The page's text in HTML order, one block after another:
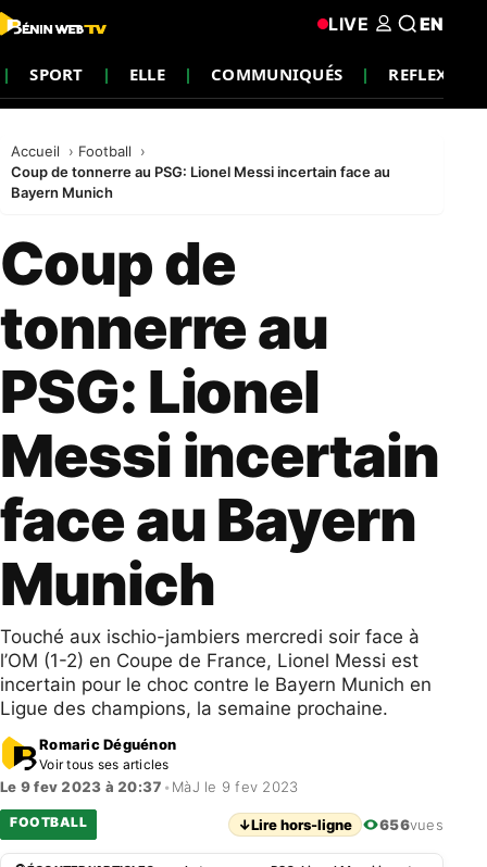
SPORT ELLE COMMUNIQUÉS REFLEXION
LIVE EN
Accueil
Football
Coup de tonnerre au PSG: Lionel Messi incertain face au
Bayern Munich
Coup de
tonnerre au
PSG: Lionel
Messi incertain
face au Bayern
Munich
Touché aux ischio-jambiers mercredi soir face à
l’OM (1-2) en Coupe de France, Lionel Messi est
incertain pour le choc contre le Bayern Munich en
Ligue des champions, la semaine prochaine.
Romaric Déguénon
Voir tous ses articles
Le 9 fev 2023 à 20:37 • MàJ le 9 fev 2023
FOOTBALL ↓Lire hors-ligne 656vues